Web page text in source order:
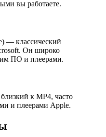
вы работаете.
— классический
Он широко
ПО и плеерами.
к MP4, часто
и плеерами Apple.